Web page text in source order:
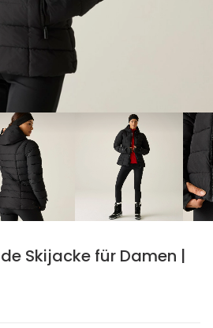
chevron_right
Skijacke für Damen |